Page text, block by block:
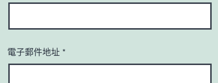
電子郵件地址 *